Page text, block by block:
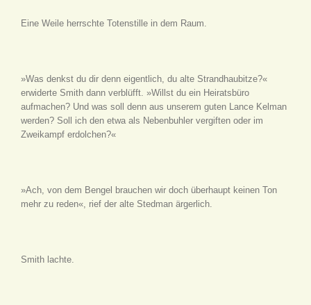
Eine Weile herrschte Totenstille in dem Raum.
»Was denkst du dir denn eigentlich, du alte Strandhaubitze?«
erwiderte Smith dann verblüfft. »Willst du ein Heiratsbüro
aufmachen? Und was soll denn aus unserem guten Lance Kelman
werden? Soll ich den etwa als Nebenbuhler vergiften oder im
Zweikampf erdolchen?«
»Ach, von dem Bengel brauchen wir doch überhaupt keinen Ton
mehr zu reden«, rief der alte Stedman ärgerlich.
Smith lachte.